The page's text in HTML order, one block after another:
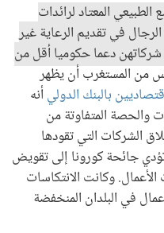
المعتاد لرائدات
في تقديم الرعاية غير
شركاتهن دعما حكوميا أقل من
من المستغرب أن يظهر
بالبنك الدولي أنه
والحصة المتفاوتة من
الشركات التي تقودها
جائحة كورونا إلى تقويض
وكانت الانتكاسات
في البلدان المنخفضة